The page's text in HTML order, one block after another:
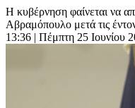
Η κυβέρνηση φαίνεται να
Αβραμόπουλο μετά τις
13:36 | Πέμπτη 25 Ιουνίου